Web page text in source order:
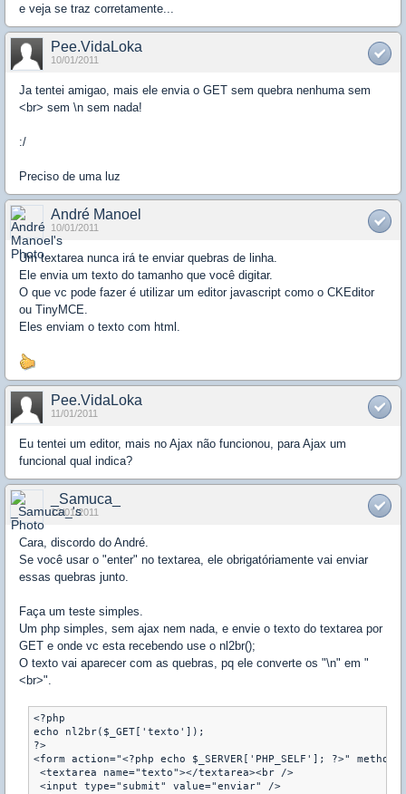
e veja se traz corretamente...
Pee.VidaLoka
10/01/2011
Ja tentei amigao, mais ele envia o GET sem quebra nenhuma sem
<br> sem \n sem nada!
:/
Preciso de uma luz
André Manoel
10/01/2011
Um textarea nunca irá te enviar quebras de linha.
Ele envia um texto do tamanho que você digitar.
O que vc pode fazer é utilizar um editor javascript como o CKEditor
ou TinyMCE.
Eles enviam o texto com html.
Pee.VidaLoka
11/01/2011
Eu tentei um editor, mais no Ajax não funcionou, para Ajax um
funcional qual indica?
_Samuca_
12/01/2011
Cara, discordo do André.
Se você usar o "enter" no textarea, ele obrigatóriamente vai enviar
essas quebras junto.
Faça um teste simples.
Um php simples, sem ajax nem nada, e envie o texto do textarea por
GET e onde vc esta recebendo use o nl2br();
O texto vai aparecer com as quebras, pq ele converte os "\n" em "
<br>".
<?php
echo nl2br($_GET['texto']);
?>
<form action="<?php echo $_SERVER['PHP_SELF']; ?>"
<textarea name="texto"></textarea><br />
<input type="submit" value="enviar" />